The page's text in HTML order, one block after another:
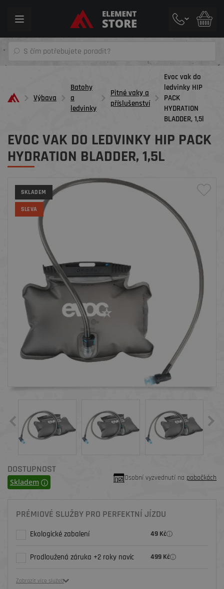
Toggle
Výbava
Batohy
a
ledvinky
Pitné vaky a
příslušenství
Evoc vak do
ledvinky HIP
PACK
HYDRATION
BLADDER, 1,5l
EVOC VAK DO LEDVINKY HIP PACK
HYDRATION BLADDER, 1,5L
SKLADEM
SLEVA
DOSTUPNOST
Skladem Osobní vyzvednutí na pobočkách
PRÉMIOVÉ SLUŽBY PRO PERFEKTNÍ JÍZDU
Ekologické zabalení 49 Kč
Prodloužená záruka +2 roky navíc 499 Kč
Zobrazit více služeb